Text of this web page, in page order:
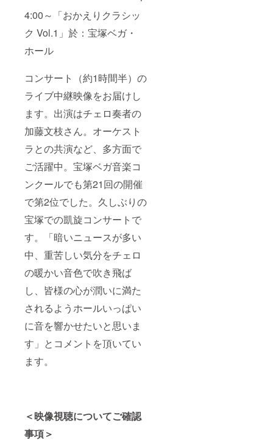
4:00～「おかえりクラシッ
ク Vol.1」於：宝塚ベガ・
ホール
コンサート（約1時間半）の
ライブ中継映像をお届けし
ます。出演はチェロ奏者の
加藤文枝さん。オーケスト
ラとの共演など、多方面で
ご活躍中。宝塚ベガ音楽コ
ンクールでも第21回の開催
で第2位でした。久しぶりの
宝塚での凱旋コンサートで
す。「暗いニュースが多い
中、重苦しい気分をチェロ
の暖かい音色で吹き飛ば
し、皆様の心が潤いに満た
されるようホールいっぱい
に音を響かせたいと思いま
す」とコメントを頂いてい
ます。
＜映像視聴についてご確認
事項＞